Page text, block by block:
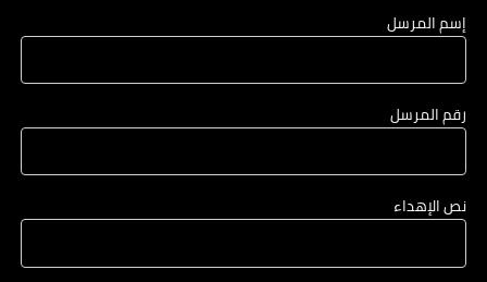
إسم المرسل
رقم المرسل
نص الإهداء